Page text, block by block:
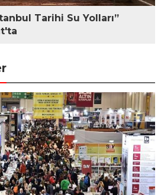
Tarihi Su Yolları”